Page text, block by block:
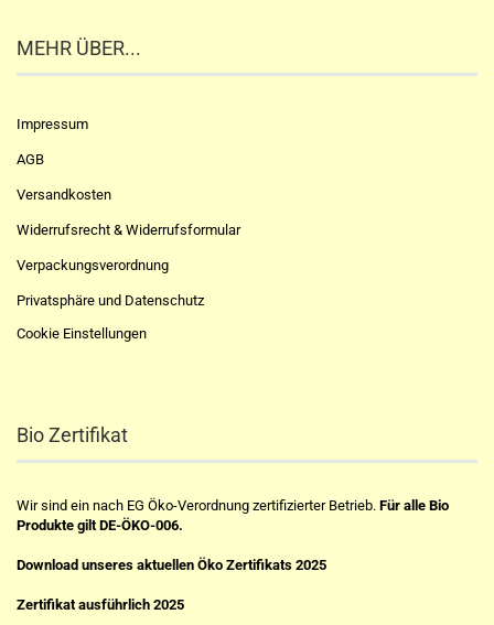
MEHR ÜBER...
Impressum
AGB
Versandkosten
Widerrufsrecht & Widerrufsformular
Verpackungsverordnung
Privatsphäre und Datenschutz
Cookie Einstellungen
Bio Zertifikat
Wir sind ein nach EG Öko-Verordnung zertifizierter Betrieb. Für alle Bio
Produkte gilt DE-ÖKO-006.
Download unseres aktuellen Öko Zertifikats 2025
Zertifikat ausführlich 2025